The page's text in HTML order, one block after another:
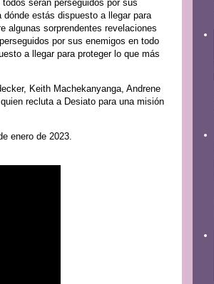
serán perseguidos por sus
estás dispuesto a llegar para
algunas sorprendentes revelaciones
por sus enemigos en todo
a llegar para proteger lo que más
Keith Machekanyanga, Andrene
recluta a Desiato para una misión
enero de 2023.